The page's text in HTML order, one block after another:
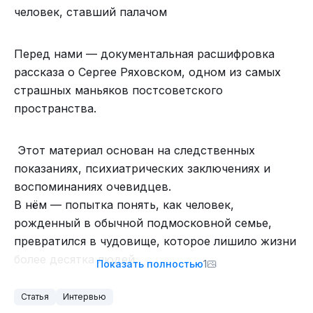
Смысл потерян!
соседствуют два языка — русский и английский?
Это уникальный мир со своим
словообразованием. По внутриигровой
информации мы предполагаем, что там
существует некий язык людей, драконов,
табакси каджитов и так далее. Поэтому
внутридраконий мы не переводим, а
сохранения логики мира.
Вывод:
но и спокойного сна. Выбирайте свой метод и
отмывайтесь на здоровье! Только не
переусердствуйте, а то отмоете и характер, и
будете скучно-идеальным, как полотенце после
Удачи в этом нелегком гигиеническом труде
человек, ставший палачом
Перед нами — документальная расшифровка
рассказа о Сергее Ряховском, одном из самых
страшных маньяков постсоветского
пространства.
Этот материал основан на следственных
показаниях, психиатрических заключениях и
воспоминаниях очевидцев.
В нём — попытка понять, как человек,
рожденный в обычной подмосковной семье,
превратился в чудовище, которое лишило жизни
более десятка людей.
Его история — не просто биография
Показать полностью1
Статья Интервью